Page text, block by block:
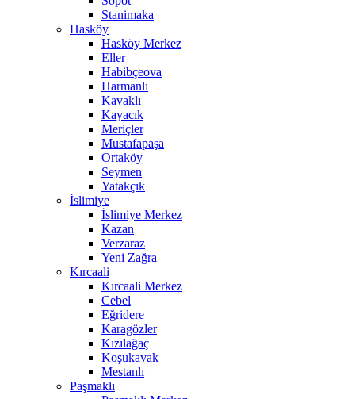
Stanimaka
Hasköy
Hasköy Merkez
Eller
Habibçeova
Harmanlı
Kavaklı
Kayacık
Meriçler
Mustafapaşa
Ortaköy
Seymen
Yatakçık
İslimiye
İslimiye Merkez
Kazan
Verzaraz
Yeni Zağra
Kırcaali
Kırcaali Merkez
Cebel
Eğridere
Karagözler
Kızılağaç
Koşukavak
Mestanlı
Paşmaklı